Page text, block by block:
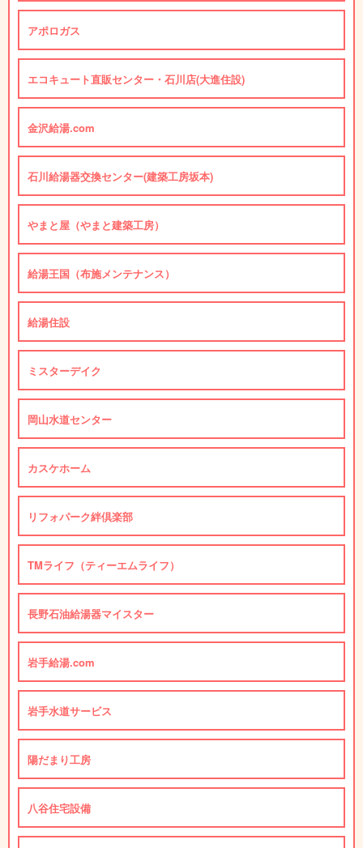
アポロガス
エコキュート直販センター・石川店(大進住設)
金沢給湯.com
石川給湯器交換センター(建築工房坂本)
やまと屋（やまと建築工房）
給湯王国（布施メンテナンス）
給湯住設
ミスターデイク
岡山水道センター
カスケホーム
リフォパーク絆倶楽部
TMライフ（ティーエムライフ）
長野石油給湯器マイスター
岩手給湯.com
岩手水道サービス
陽だまり工房
八谷住宅設備